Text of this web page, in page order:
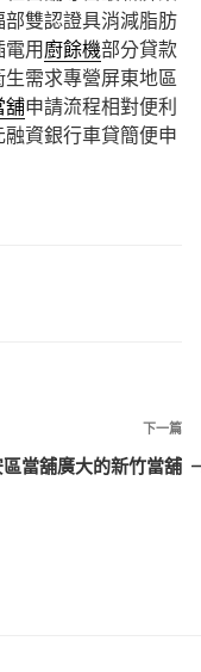
部雙認證具消減脂肪
用廚餘機部分貸款
需求專營屏東地區
舖申請流程相對便利
資銀行車貸簡便申
下
一
下一篇
當舖廣大的新竹當舖